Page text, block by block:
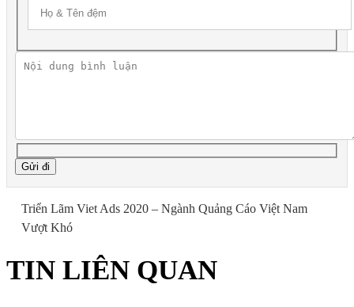
Gửi đi
Triển Lãm Viet Ads 2020 – Ngành Quảng Cáo Việt Nam
Vượt Khó
TIN LIÊN QUAN